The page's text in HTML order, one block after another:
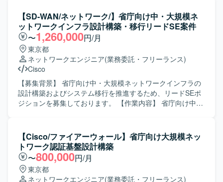
なキャリア形成にもつながるポジションです。 【開発環
境】 Cisco機器を中心としたネットワーク環境において、
Linux環境やExcel、PowerPoint、Visio、Confluenceなどの
ツールを用いて業務を行っていただきます。
業務に携わっていただきます。 運用・保守に関する管理業
務を行っていただきます。 Windows/Linuxサーバの構築お
よび保守を行っていただきます。 無線LAN、WAN、VPNな
どを含むネットワークの構築および保守をご対応いただき
ます。 L2/L3、VLAN、冗長化、工場LANなどのネットワー
ク設計をご担当いただきます。 VMware/Hyper-Vを用いた
仮想基盤の設計構築を行っていただきます。 Active
DirectoryやAzure ADなどの認証基盤設計をご担当いただき
ます。 DNS/DHCP/ファイルサーバなどの基盤システム刷新
に携わっていただきます。 ファイアウォール、アクセス制
捗管理などのマネジメント業務を行っていただきます。 社
内SEチームのメンバー管理および業務推進を行っていただ
きます。 【求める人物像】 インフラ全般に幅広く携わるこ
とに意欲があり、サーバやネットワークの要件定義から設
計・構築まで主体的に推進いただける方を求めておりま
【SD-WAN/ネットワーク/】省庁向け中・大規模ネ
ットワークインフラ設計構築・移行リードSE案件
〜1,260,000円/月
東京都
ネットワークエンジニア(業務委託・フリーランス)
Cisco
【募集背景】 省庁向け中・大規模ネットワークインフラの
設計構築およびシステム移行を推進するため、リードSEポ
ジションを募集しております。 【作業内容】 省庁向け中・
である省庁の管理者および利用者向けに説明資料を作成
し、対面での技術説明や合意形成を実施していただきま
す。業務システムや基幹システム（クラウド/オンプレミ
ス）の移行におけるフロント対応および推進、ベンダーや
関連部署など各ステークホルダーとの利害調整・折衝業務
【Cisco/ファイアーウォール】省庁向け大規模ネッ
トワーク認証基盤設計構築
〜800,000円/月
東京都
ネットワークエンジニア(業務委託・フリーランス)